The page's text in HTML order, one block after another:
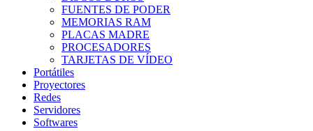
FUENTES DE PODER
MEMORIAS RAM
PLACAS MADRE
PROCESADORES
TARJETAS DE VÍDEO
Portátiles
Proyectores
Redes
Servidores
Softwares